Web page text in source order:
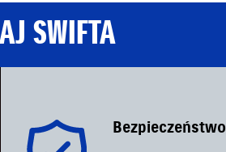
SWIFTA
Bezpieczeństwo